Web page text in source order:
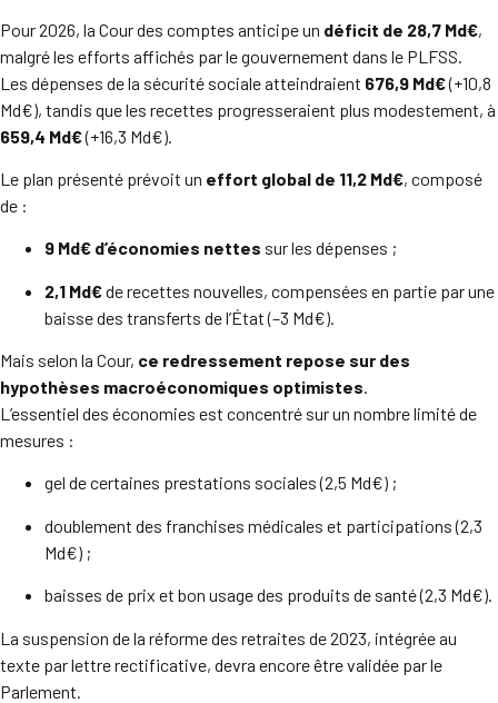
Pour 2026, la Cour des comptes anticipe un déficit de 28,7 Md€,
malgré les efforts affichés par le gouvernement dans le PLFSS.
Les dépenses de la sécurité sociale atteindraient 676,9 Md€(+10,8
Md€), tandis que les recettes progresseraient plus modestement, à
659,4 Md€(+16,3 Md€).
Le plan présenté prévoit un effort global de 11,2 Md€, composé
de :
9 Md€ d’économies nettes sur les dépenses ;
2,1 Md€de recettes nouvelles, compensées en partie par une
baisse des transferts de l’État (–3 Md€).
Mais selon la Cour, ce redressement repose sur des
hypothèses macroéconomiques optimistes.
L’essentiel des économies est concentré sur un nombre limité de
mesures :
gel de certaines prestations sociales (2,5 Md€) ;
doublement des franchises médicales et participations (2,3
Md€) ;
baisses de prix et bon usage des produits de santé (2,3 Md€).
La suspension de la réforme des retraites de 2023, intégrée au
texte par lettre rectificative, devra encore être validée par le
Parlement.